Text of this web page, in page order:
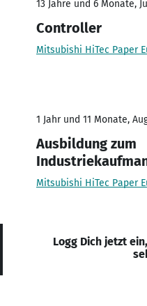
13 Jahre und 6 Monate,
Controller
Mitsubishi HiTec Paper
1 Jahr und 11 Monate,
Ausbildung zum
Mitsubishi HiTec Paper
Logg Dich jetzt